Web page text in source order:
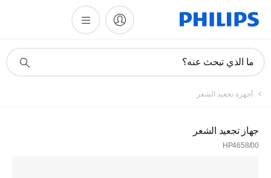
دعم
ما الذي تبحث عنه؟
أجهزة تجعيد الشعر
جهاز تجعيد الشعر
HP4658/00